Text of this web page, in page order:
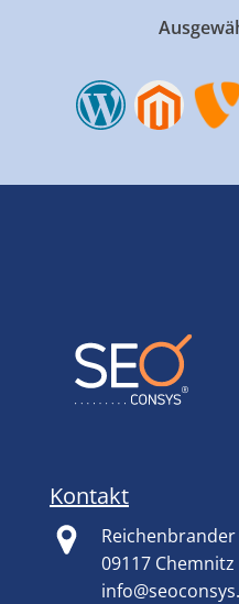
Kontakt
Reichenbrander
09117 Chemnitz